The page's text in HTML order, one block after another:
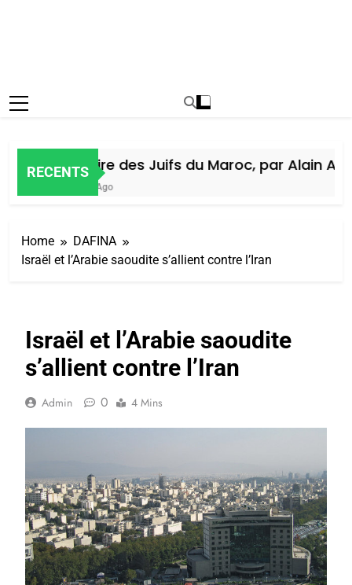
RECENTS
Histoire des Juifs du Maroc, par Alain
6 Jours Ago
Home
DAFINA
Israël et l’Arabie saoudite s’allient contre l’Iran
Israël et l’Arabie saoudite
s’allient contre l’Iran
Admin 0 4 Mins